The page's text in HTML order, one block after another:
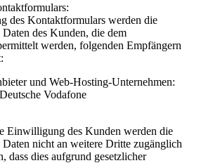
des Kontaktformulars werden die
Daten des Kunden, die dem
werden, folgenden Empfängern
und Web-Hosting-Unternehmen:
Vodafone
Einwilligung des Kunden werden die
Daten nicht an weitere Dritte zugänglich
dass dies aufgrund gesetzlicher